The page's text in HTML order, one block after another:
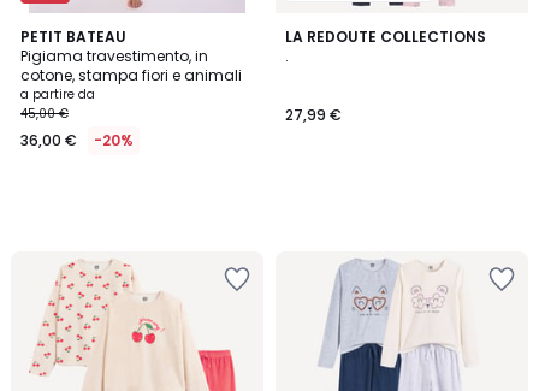
PETIT BATEAU
Pigiama travestimento, in
cotone, stampa fiori e animali
a partire da
45,00 €
36,00 € -20%
LA REDOUTE COLLECTIONS
.
27,99 €